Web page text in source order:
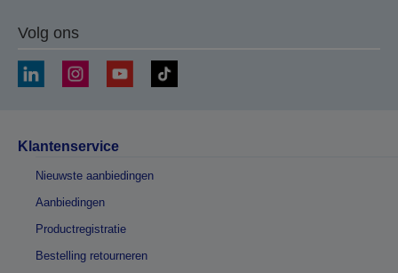
Volg ons
Klantenservice
Nieuwste aanbiedingen
Aanbiedingen
Productregistratie
Bestelling retourneren